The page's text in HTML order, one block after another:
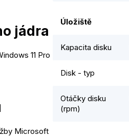
jádra
11 Pro
Microsoft
Úložiště
Kapacita disku
Disk - typ
Otáčky disku
(rpm)